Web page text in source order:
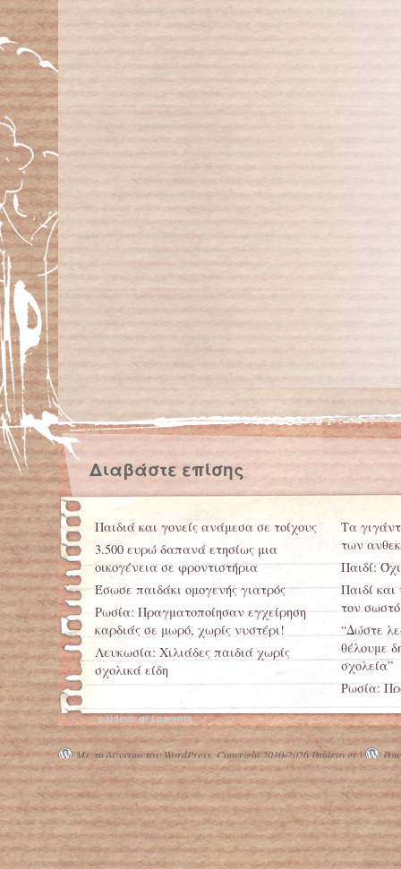
Διαβάστε επίσης
Παιδιά και γονείς ανάμεσα σε τοίχους
3.500 ευρώ δαπανά ετησίως μια
οικογένεια σε φροντιστήρια
Έσωσε παιδάκι ομογενής γιατρός
Ρωσία: Πραγματοποίησαν εγχείρηση
καρδιάς σε μωρό, χωρίς νυστέρι!
Λευκωσία: Χιλιάδες παιδιά χωρίς
σχολικά είδη
Τα
των
Παιδί:
Παιδί και
τον
“Δώστε
θέλουμε
σχολεία”
Ρωσία:
paidevo.gr | parents
Με τη δύναμη του WordPress. Copyright 2010-2026 Paidevo.gr |